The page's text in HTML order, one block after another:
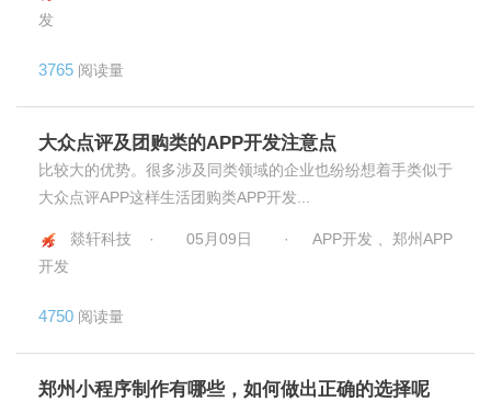
发
3765 阅读量
大众点评及团购类的APP开发注意点
比较大的优势。很多涉及同类领域的企业也纷纷想着手类似于
大众点评APP这样生活团购类APP开发...
燚轩科技 · 05月09日 ·
APP开发 、郑州APP
开发
4750 阅读量
郑州小程序制作有哪些，如何做出正确的选择呢